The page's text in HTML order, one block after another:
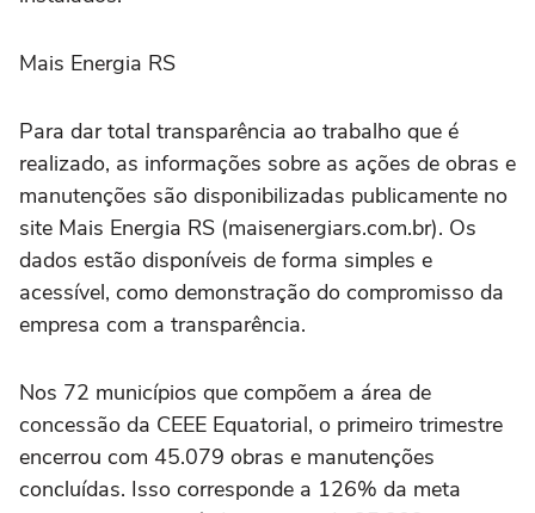
Mais Energia RS
Para dar total transparência ao trabalho que é
realizado, as informações sobre as ações de obras e
manutenções são disponibilizadas publicamente no
site Mais Energia RS (maisenergiars.com.br). Os
dados estão disponíveis de forma simples e
acessível, como demonstração do compromisso da
empresa com a transparência.
Nos 72 municípios que compõem a área de
concessão da CEEE Equatorial, o primeiro trimestre
encerrou com 45.079 obras e manutenções
concluídas. Isso corresponde a 126% da meta